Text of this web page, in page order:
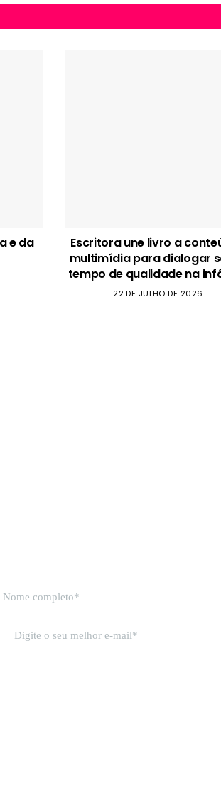
e da
Escritora une livro a
multimídia para dialogar
tempo de qualidade na
22 DE JULHO DE 2026